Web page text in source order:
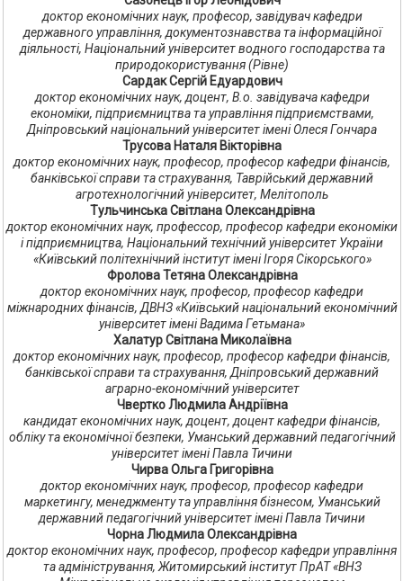
доктор економічних наук, професор, завідувач кафедри
державного управління, документознавства та інформаційної
діяльності, Національний університет водного господарства та
природокористування (Рівне)
Сардак Сергій Едуардович
доктор економічних наук, доцент, В.о. завідувача кафедри
економіки, підприємництва та управління підприємствами,
Дніпровський національний університет імені Олеся Гончара
Трусова Наталя Вікторівна
доктор економічних наук, професор, професор кафедри фінансів,
банківської справи та страхування, Таврійський державний
агротехнологічний університет, Мелітополь
Тульчинська Світлана Олександрівна
доктор економічних наук, профессор, професор кафедри економіки
і підприємництва, Національний технічний університет України
«Київський політехнічний інститут імені Ігоря Сікорського»
Фролова Тетяна Олександрівна
доктор економічних наук, професор, професор кафедри
міжнародних фінансів, ДВНЗ «Київський національний економічний
університет імені Вадима Гетьмана»
Халатур Світлана Миколаївна
доктор економічних наук, професор, професор кафедри фінансів,
банківської справи та страхування, Дніпровський державний
аграрно-економічний університет
Чвертко Людмила Андріївна
кандидат економічних наук, доцент, доцент кафедри фінансів,
обліку та економічної безпеки, Уманський державний педагогічний
університет імені Павла Тичини
Чирва Ольга Григорівна
доктор економічних наук, професор, професор кафедри
маркетингу, менеджменту та управління бізнесом, Уманський
державний педагогічний університет імені Павла Тичини
Чорна Людмила Олександрівна
доктор економічних наук, професор, професор кафедри управління
та адміністрування, Житомирський інститут ПрАТ «ВНЗ